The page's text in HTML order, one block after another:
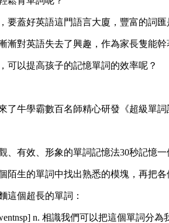
要蓋好英語這門語言大廈，豐富的詞匯
漸對英語失去了興趣，作為家長隻能幹
可以提高孩子的記憶單詞的效率呢？
了牛學霸數百名師精心研發《超級單
、有效、形象的單詞記憶法30秒記憶
陌生的單詞中找出熟悉的模塊，再把
這個超長的單詞：
n. 相識我們可以把這個單詞分